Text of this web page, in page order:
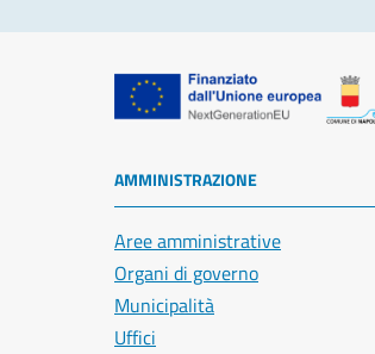
AMMINISTRAZIONE
Aree amministrative
Organi di governo
Municipalità
Uffici